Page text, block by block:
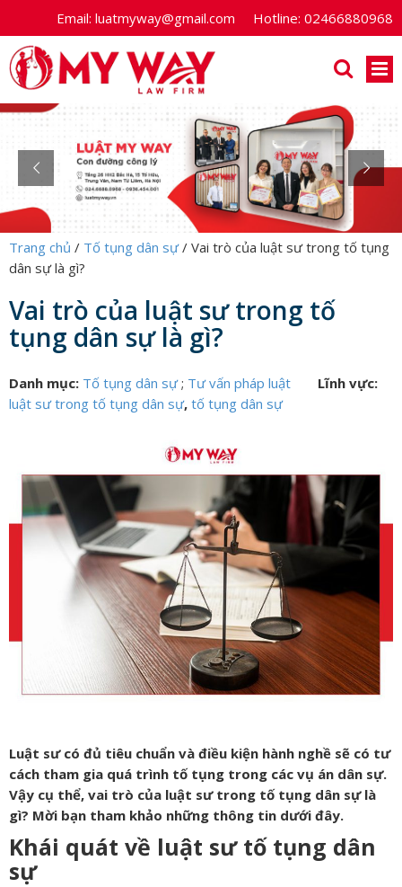
Email: luatmyway@gmail.com Hotline: 02466880968
Trang chủ / Tố tụng dân sự/ Vai trò của luật sư trong tố tụng
dân sự là gì?
Vai trò của luật sư trong tố
tụng dân sự là gì?
Danh mục: Tố tụng dân sự; Tư vấn pháp luật
Lĩnh vực:
luật sư trong tố tụng dân sự, tố tụng dân sự
Luật sư có đủ tiêu chuẩn và điều kiện hành nghề sẽ có tư
cách tham gia quá trình tố tụng trong các vụ án dân sự.
Vậy cụ thể, vai trò của luật sư trong tố tụng dân sự là
gì? Mời bạn tham khảo những thông tin dưới đây.
Khái quát về luật sư tố tụng dân
sự